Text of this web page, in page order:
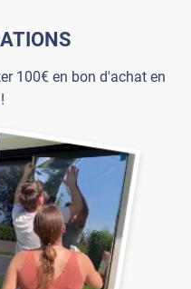
100€ en bon d'achat en